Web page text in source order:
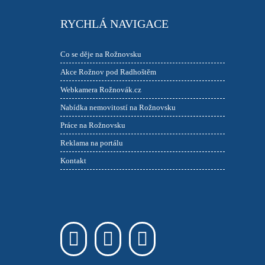
RYCHLÁ NAVIGACE
Co se děje na Rožnovsku
Akce Rožnov pod Radhoštěm
Webkamera Rožnovák.cz
Nabídka nemovitostí na Rožnovsku
Práce na Rožnovsku
Reklama na portálu
Kontakt